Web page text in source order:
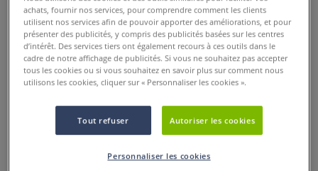
Bâtonnet de mélange Botz
achats, fournir nos services, pour comprendre comment les clients
utilisent nos services afin de pouvoir apporter des améliorations, et pour
présenter des publicités, y compris des publicités basées sur les centres
d’intérêt. Des services tiers ont également recours à ces outils dans le
cadre de notre affichage de publicités. Si vous ne souhaitez pas accepter
tous les cookies ou si vous souhaitez en savoir plus sur comment nous
utilisons les cookies, cliquer sur « Personnaliser les cookies ».
Tout refuser Autoriser les cookies
Personnaliser les cookies